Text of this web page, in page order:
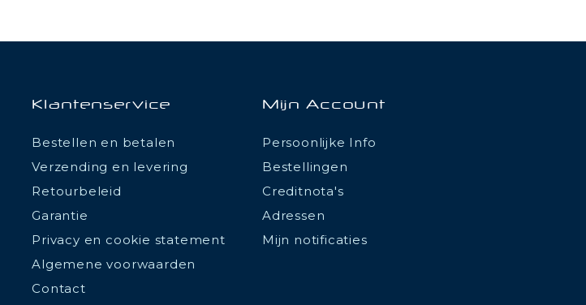
Klantenservice
Bestellen en betalen
Verzending en levering
Retourbeleid
Garantie
Privacy en cookie statement
Algemene voorwaarden
Contact
Mijn Account
Persoonlijke Info
Bestellingen
Creditnota's
Adressen
Mijn notificaties